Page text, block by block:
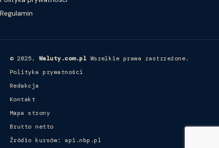
Regulamin
© 2025, Waluty.com.pl Wszelkie prawa zastrzeżone.
Polityka prywatności
Redakcja
Kontakt
Mapa strony
Brutto netto
Źródło kursów: api.nbp.pl